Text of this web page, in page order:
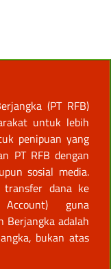
(PT RFB)
untuk lebih
penipuan yang
PT RFB dengan
sosial media.
dana ke
guna
Berjangka adalah
bukan atas